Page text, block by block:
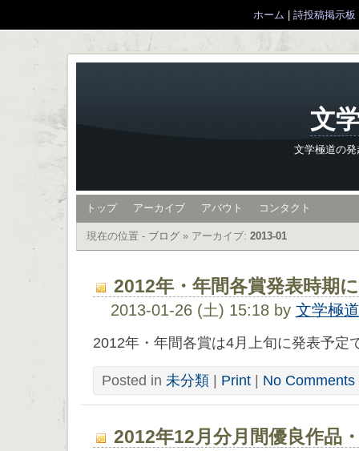
ホーム 詩投稿掲示板
文
文学極道の
トップ アーカイブ アバウト コンタクト
現在の位置 - ブログ » アーカイブ: 2013-01
2012年・年間各賞発表時期
2013-01-26 (土) 15:18 by 文学極
2012年・年間各賞は4月上旬に発表予定
Posted in 未分類 Print No Comments
2012年12月分月間優良作品